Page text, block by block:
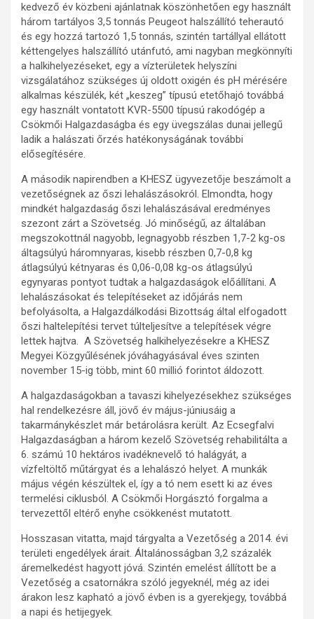
kedvező év közbeni ajánlatnak köszönhetően egy használt
három tartályos 3,5 tonnás Peugeot halszállító teherautó
és egy hozzá tartozó 1,5 tonnás, szintén tartállyal ellátott
kéttengelyes halszállító utánfutó, ami nagyban megkönnyíti
a halkihelyezéseket, egy a vízterületek helyszíni
vizsgálatához szükséges új oldott oxigén és pH mérésére
alkalmas készülék, két „keszeg” típusú etetőhajó továbbá
egy használt vontatott KVR-5500 típusú rakodógép a
Csökmői Halgazdaságba és egy üvegszálas dunai jellegű
ladik a halászati őrzés hatékonyságának további
elősegítésére.
A második napirendben a KHESZ ügyvezetője beszámolt a
vezetőségnek az őszi lehalászásokról. Elmondta, hogy
mindkét halgazdaság őszi lehalászásával eredményes
szezont zárt a Szövetség. Jó minőségű, az általában
megszokottnál nagyobb, legnagyobb részben 1,7-2 kg-os
áltagsúlyú háromnyaras, kisebb részben 0,7-0,8 kg
átlagsúlyú kétnyaras és 0,06-0,08 kg-os átlagsúlyú
egynyaras pontyot tudtak a halgazdaságok előállítani. A
lehalászásokat és telepítéseket az időjárás nem
befolyásolta, a Halgazdálkodási Bizottság által elfogadott
őszi haltelepítési tervet túlteljesítve a telepítések végre
lettek hajtva. A Szövetség halkihelyezésekre a KHESZ
Megyei Közgyűlésének jóváhagyásával éves szinten
november 15-ig több, mint 60 millió forintot áldozott.
A halgazdaságokban a tavaszi kihelyezésekhez szükséges
hal rendelkezésre áll, jövő év május-júniusáig a
takarmánykészlet már betárolásra került. Az Ecsegfalvi
Halgazdaságban a három kezelő Szövetség rehabilitálta a
6. számú 10 hektáros ivadéknevelő tó halágyát, a
vízfeltöltő műtárgyat és a lehalászó helyet. A munkák
május végén készültek el, így a tó nem esett ki az éves
termelési ciklusból. A Csökmői Horgásztó forgalma a
tervezettől eltérő enyhe csökkenést mutatott.
Hosszasan vitatta, majd tárgyalta a Vezetőség a 2014. évi
területi engedélyek árait. Általánosságban 3,2 százalék
áremelkedést hagyott jóvá. Szintén emelést állított be a
Vezetőség a csatornákra szóló jegyeknél, még az idei
árakon lesz kapható a jövő évben is a gyerekjegy, továbbá
a napi és hetijegyek.